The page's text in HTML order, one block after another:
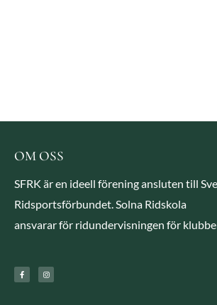
OM OSS
SFRK är en ideell förening ansluten till
Ridsportsförbundet. Solna Ridskola
ansvarar för ridundervisningen för